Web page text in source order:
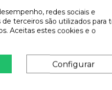
redes sociais e
terceiros são utilizados para
Aceitas estes cookies e o
Configurar